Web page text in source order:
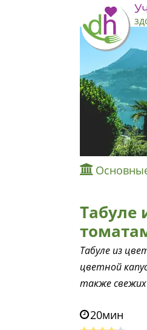
Табуле
Табуле из
цветной
также
20мин